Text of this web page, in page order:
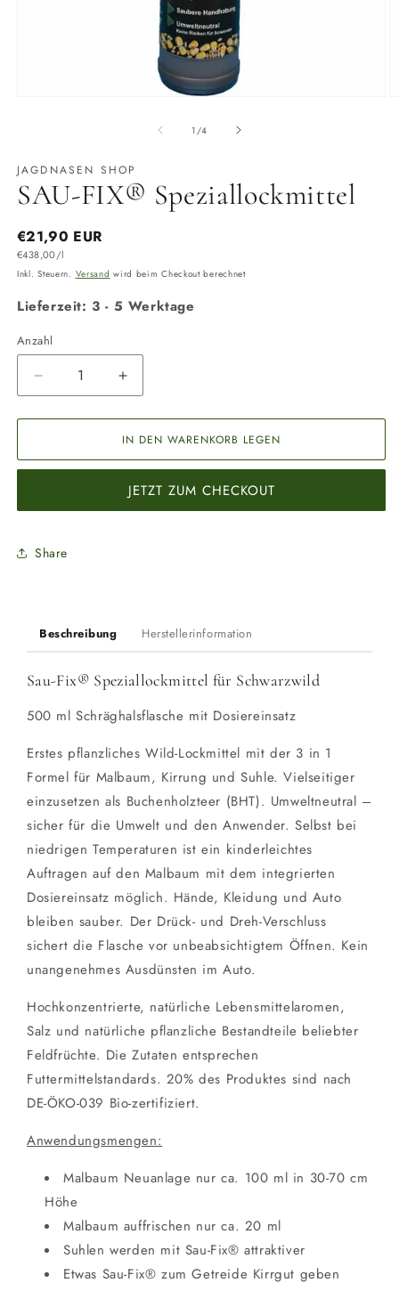
1 /von
4
JAGDNASEN SHOP
SAU-FIX® Speziallockmittel
Normaler
Preis
€21,90 EUR
Grundpreis
€438,00/l
Inkl. Steuern. Versand wird beim Checkout berechnet
Lieferzeit: 3 - 5 Werktage
Anzahl
Anzahl
Verringere
die
Menge
SAU-
Speziallockmittel
Erhöhe
die
Menge
für
SAU-
Speziallockmittel
IN DEN WARENKORB LEGEN
JETZT ZUM CHECKOUT
Share
Beschreibung Herstellerinformation
Sau-Fix® Speziallockmittel für Schwarzwild
500 ml Schräghalsflasche mit Dosiereinsatz
Erstes pflanzliches Wild-Lockmittel mit der 3 in 1
Formel für Malbaum, Kirrung und Suhle. Vielseitiger
einzusetzen als Buchenholzteer (BHT). Umweltneutral –
sicher für die Umwelt und den Anwender. Selbst bei
niedrigen Temperaturen ist ein kinderleichtes
Auftragen auf den Malbaum mit dem integrierten
Dosiereinsatz möglich. Hände, Kleidung und Auto
bleiben sauber. Der Drück- und Dreh-Verschluss
sichert die Flasche vor unbeabsichtigtem Öffnen. Kein
unangenehmes Ausdünsten im Auto.
Hochkonzentrierte, natürliche Lebensmittelaromen,
Salz und natürliche pflanzliche Bestandteile beliebter
Feldfrüchte. Die Zutaten entsprechen
Futtermittelstandards. 20% des Produktes sind nach
DE-ÖKO-039 Bio-zertifiziert.
Anwendungsmengen:
Malbaum Neuanlage nur ca. 100 ml in 30-70 cm
Höhe
Malbaum auffrischen nur ca. 20 ml
Suhlen werden mit Sau-Fix® attraktiver
Etwas Sau-Fix® zum Getreide Kirrgut geben